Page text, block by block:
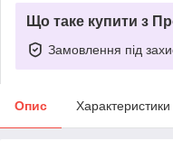
Що таке купити з
Замовлення під
Опис Характеристики